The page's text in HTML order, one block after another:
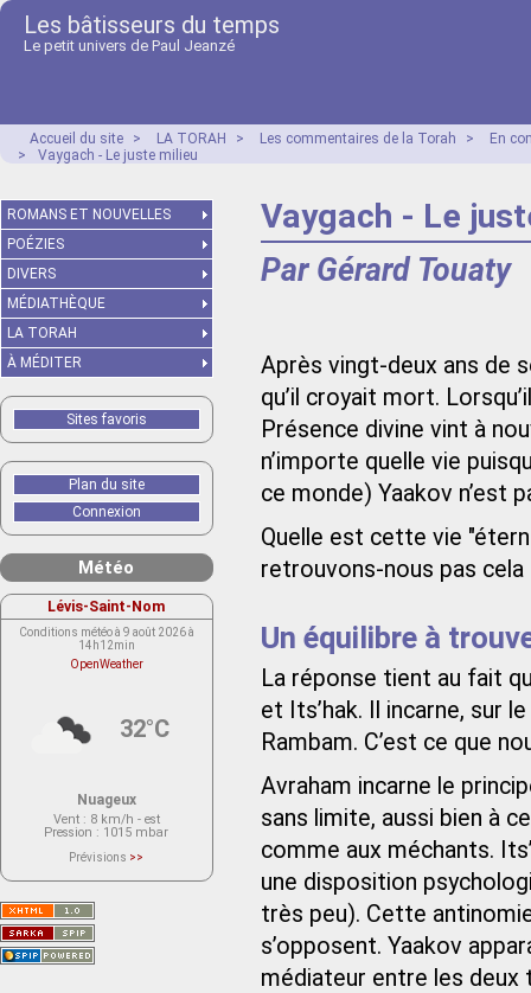
Les bâtisseurs du temps
Le petit univers de Paul Jeanzé
Accueil du site > LA TORAH > Les commentaires de la Torah >
En
>
Vaygach - Le juste milieu
Vaygach - Le
Par Gérard Touaty
Après vingt-deux ans de
qu’il croyait mort.
Présence divine vint à
n’importe quelle vie
ce monde) Yaakov n’est
Quelle est cette vie
retrouvons-nous pas cela
Un équilibre à
La réponse tient au fait
et Its’hak. Il incarne, sur
Rambam. C’est ce que
Avraham incarne le
sans limite, aussi bien à
comme aux méchants.
une disposition
très peu). Cette
s’opposent. Yaakov
médiateur entre les deux
ROMANS ET NOUVELLES
POÉZIES
DIVERS
MÉDIATHÈQUE
LA TORAH
À MÉDITER
Sites favoris
Plan du site
Connexion
Météo
Lévis-Saint-Nom
Conditions météo à 9 août 2026 à
14h12min
OpenWeather
32°C
Nuageux
Vent : 8 km/h - est
Pression : 1015 mbar
Prévisions >>
actuellement aucune prévision
Saint-Nom.
Veuillez consulter le message du
service ci-dessous.
(401 - Invalid API key. Please see
https://openweathermap.org/faq#error401